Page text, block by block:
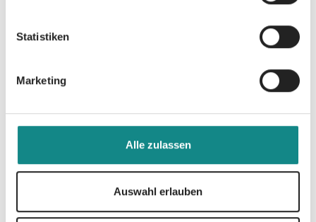
Statistiken
Marketing
Alle zulassen
Auswahl erlauben